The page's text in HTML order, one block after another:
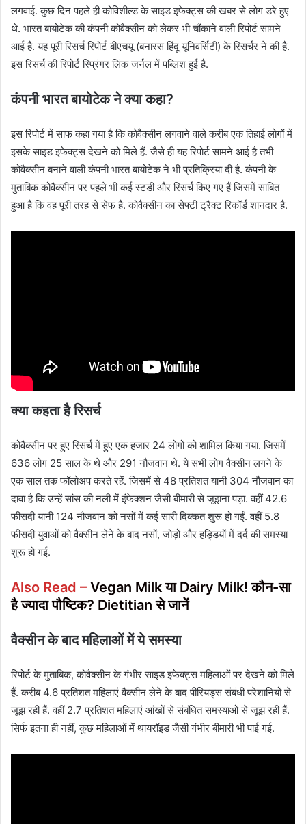
लगवाई. कुछ दिन पहले ही कोविशील्ड के साइड इफेक्ट्स की खबर से लोग डरे हुए
थे. भारत बायोटेक की कंपनी कोवैक्सीन को लेकर भी चौंकाने वाली रिपोर्ट सामने
आई है. यह पूरी रिसर्च रिपोर्ट बीएचयू (बनारस हिंदू यूनिवर्सिटी) के रिसर्चर ने की है.
इस रिसर्च की रिपोर्ट स्प्रिंगर लिंक जर्नल में पब्लिश हुई है.
कंपनी भारतबायोटेकने क्या कहा?
इस रिपोर्ट में साफ कहा गया है कि कोवैक्सीन लगवाने वाले करीब एक तिहाई लोगों में
इसके साइड इफेक्ट्स देखने को मिले हैं. जैसे ही यह रिपोर्ट सामने आई है तभी
कोवैक्सीन बनाने वाली कंपनी भारत बायोटेक ने भी प्रतिक्रिया दी है. कंपनी के
मुताबिक कोवैक्सीन पर पहले भी कई स्टडी और रिसर्च किए गए हैं जिसमें साबित
हुआ है कि वह पूरी तरह से सेफ है. कोवैक्सीन का सेफ्टी ट्रैक्ट रिकॉर्ड शानदार है.
क्या कहता है रिसर्च
कोवैक्सीन पर हुए रिसर्च में हुए एक हजार 24 लोगों को शामिल किया गया. जिसमें
636 लोग 25 साल के थे और 291 नौजवान थे. ये सभी लोग वैक्सीन लगने के
एक साल तक फॉलोअप करते रहें. जिसमें से 48 प्रतिशत यानी 304 नौजवान का
दावा है कि उन्हें सांस की नली में इंफेक्शन जैसी बीमारी से जूझना पड़ा. वहीं 42.6
फीसदी यानी 124 नौजवान को नसों में कई सारी दिक्कत शुरू हो गईं. वहीं 5.8
फीसदी युवाओं को वैक्सीन लेने के बाद नसों, जोड़ों और हड्डियों में दर्द की समस्या
शुरू हो गई.
Also Read – Vegan Milk या Dairy Milk! कौन-सा
है ज्यादा पौष्टिक? Dietitian से जानें
वैक्सीन के बाद महिलाओं में ये समस्या
रिपोर्ट के मुताबिक, कोवैक्सीन के गंभीर साइड इफेक्ट्स महिलाओं पर देखने को मिले
हैं. करीब 4.6 प्रतिशत महिलाएं वैक्सीन लेने के बाद पीरियड्स संबंधी परेशानियों से
जूझ रही हैं. वहीं 2.7 प्रतिशत महिलाएं आंखों से संबंधित समस्याओं से जूझ रही हैं.
सिर्फ इतना ही नहीं, कुछ महिलाओं में थायरॉइड जैसी गंभीर बीमारी भी पाई गई.